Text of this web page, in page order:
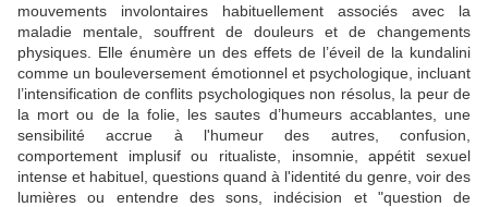
mouvements involontaires habituellement associés avec la
maladie mentale, souffrent de douleurs et de changements
physiques. Elle énumère un des effets de l’éveil de la kundalini
comme un bouleversement émotionnel et psychologique, incluant
l’intensification de conflits psychologiques non résolus, la peur de
la mort ou de la folie, les sautes d’humeurs accablantes, une
sensibilité accrue à l'humeur des autres, confusion,
comportement implusif ou ritualiste, insomnie, appétit sexuel
intense et habituel, questions quand à l'identité du genre, voir des
lumières ou entendre des sons, indécision et "question de